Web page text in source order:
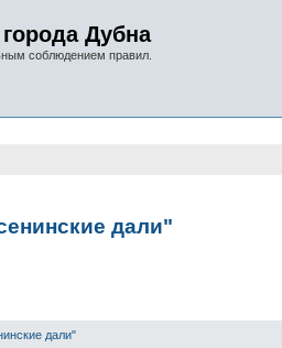
Дубна
соблюдением правил.
дали"
дали"